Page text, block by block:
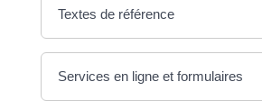
Textes de référence
Services en ligne et formulaires